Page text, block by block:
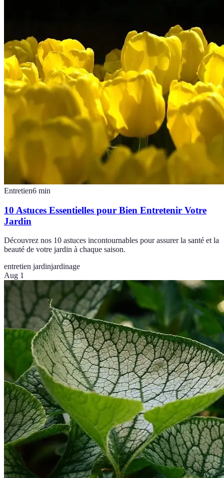
Entretien6 min
10 Astuces Essentielles pour Bien Entretenir Votre
Jardin
Découvrez nos 10 astuces incontournables pour assurer la santé et la
beauté de votre jardin à chaque saison.
entretien jardinjardinage
Aug 1